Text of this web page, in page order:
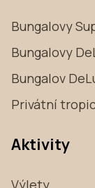
Bungalovy
Bungalovy
Bungalov
Privátní
Aktivity
Výlety